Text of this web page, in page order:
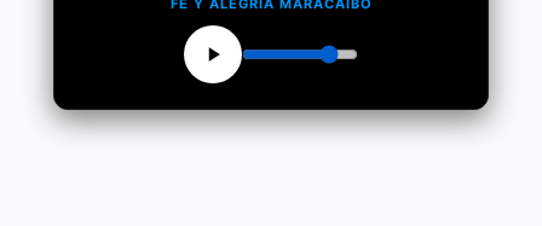
FE Y ALEGRÍA MARACAIBO